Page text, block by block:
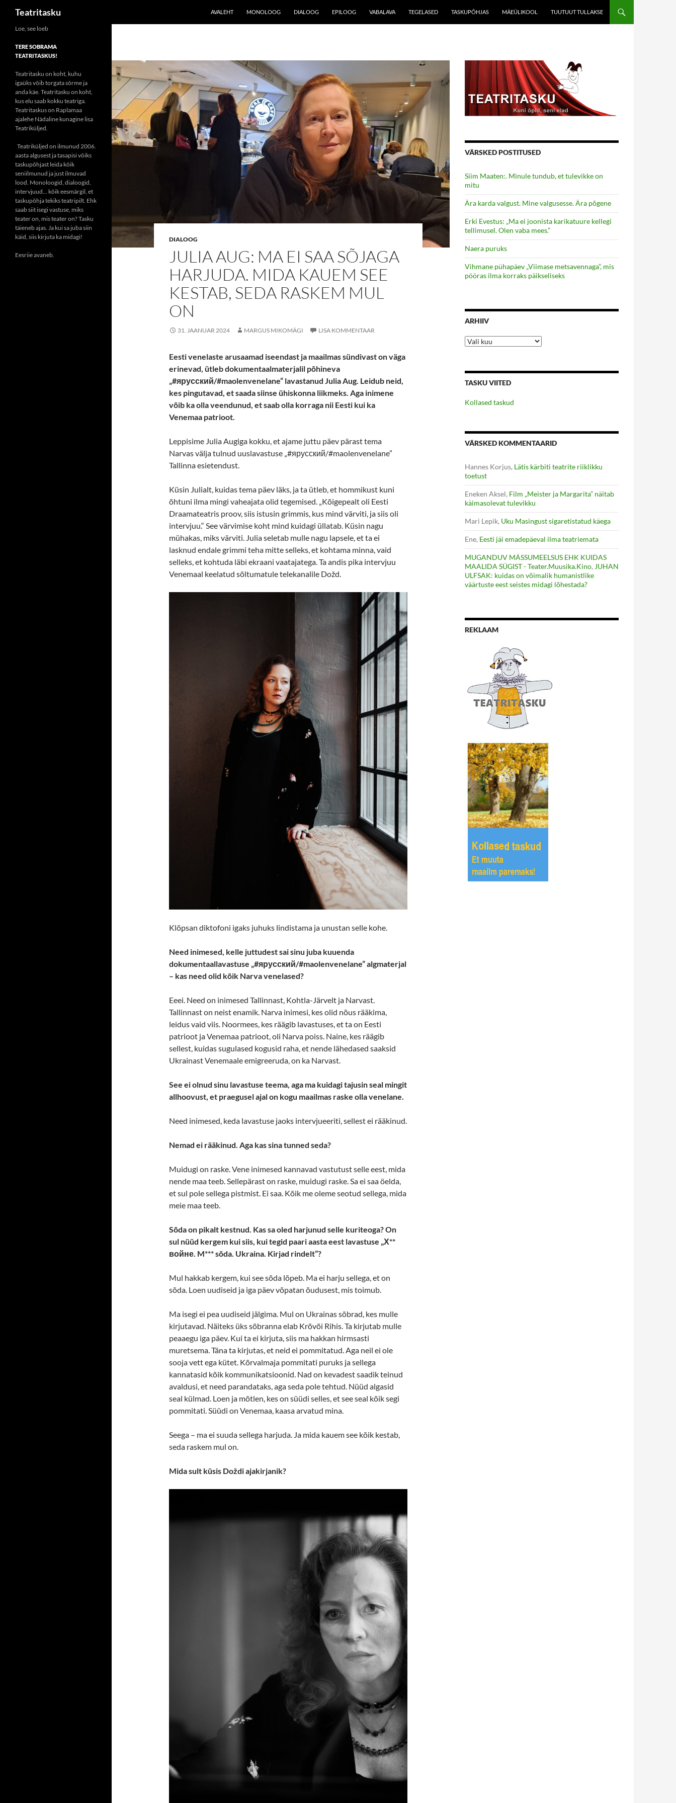
Liigu
juurde
Teatritasku AVALEHT MONOLOOG DIALOOG EPILOOG VABALAVA TEGELASED TASKUPÕHJAS MÄEÜLIKOOL TUUTUUT TULLAKSE
DIALOOG
JULIA AUG: MA EI SAA SÕJAGA
HARJUDA. MIDA KAUEM SEE
KESTAB, SEDA RASKEM MUL
ON
31. JAANUAR 2024 MARGUS MIKOMÄGI LISA KOMMENTAAR
Eesti venelaste arusaamad iseendast ja maailmas sündivast on väga
erinevad, ütlebdokumentaalmaterjalil põhineva
„#ярусский/#maolenvenelane“ lavastanud Julia Aug. Leidub neid,
kes pingutavad, et saada siinse ühiskonna liikmeks. Aga inimene
võib ka olla veendunud, et saab olla korraga nii Eesti kui ka
Venemaa patrioot.
Leppisime Julia Augiga kokku, et ajame juttu päev pärast tema
Narvas välja tulnud uuslavastuse „#ярусский/#maolenvenelane”
Tallinna esietendust.
Küsin Julialt, kuidas tema päev läks, ja ta ütleb, et hommikust kuni
õhtuni ilma mingi vaheajata olid tegemised. „Kõigepealt oli Eesti
Draamateatris proov, siis istusin grimmis, kus mind värviti, ja siis oli
intervjuu.“ See värvimise koht mind kuidagi üllatab. Küsin nagu
mühakas, miks värviti. Julia seletab mulle nagu lapsele, et ta ei
lasknud endale grimmi teha mitte selleks, et kohtama minna, vaid
selleks, et kohtuda läbi ekraani vaatajatega. Ta andis pika intervjuu
Venemaal keelatud sõltumatule telekanalile Dožd.
Klõpsan diktofoni igaks juhuks lindistama ja unustan selle kohe.
Need inimesed, kelle juttudest sai sinu juba kuuenda
dokumentaallavastuse „#ярусский/#maolenvenelane”algmaterjal
– kas need olid kõik Narva venelased?
Eeei. Need on inimesed Tallinnast, Kohtla-Järvelt ja Narvast.
Tallinnast on neist enamik. Narva inimesi, kes olid nõus rääkima,
leidus vaid viis. Noormees, kes räägib lavastuses, et ta on Eesti
patrioot ja Venemaa patrioot, oli Narva poiss. Naine, kes räägib
sellest, kuidas sugulased kogusid raha, et nende lähedased saaksid
Ukrainast Venemaale emigreeruda, on ka Narvast.
See ei olnud sinu lavastuse teema, aga ma kuidagi tajusin seal mingit
allhoovust, et praegusel ajal on kogu maailmas raske olla venelane.
Need inimesed, keda lavastuse jaoks intervjueeriti, sellest ei rääkinud.
Nemad ei rääkinud. Aga kas sina tunned seda?
Muidugi on raske. Vene inimesed kannavad vastutust selle eest, mida
nende maa teeb. Sellepärast on raske, muidugi raske. Sa ei saa öelda,
et sul pole sellega pistmist. Ei saa. Kõik me oleme seotud sellega, mida
meie maa teeb.
Sõda on pikalt kestnud. Kas sa oled harjunud selle kuriteoga? On
sul nüüd kergem kui siis, kui tegid paari aasta eest lavastuse „Х**
войне. M*** sõda. Ukraina. Kirjad rindelt”?
Mul hakkab kergem, kui see sõda lõpeb. Ma ei harju sellega, et on
sõda. Loen uudiseid ja iga päev võpatan õudusest, mis toimub.
Ma isegi ei pea uudiseid jälgima. Mul on Ukrainas sõbrad, kes mulle
kirjutavad. Näiteks üks sõbranna elab Krõvõi Rihis. Ta kirjutab mulle
peaaegu iga päev. Kui ta ei kirjuta, siis ma hakkan hirmsasti
muretsema. Täna ta kirjutas, et neid ei pommitatud. Aga neil ei ole
sooja vett ega kütet. Kõrvalmaja pommitati puruks ja sellega
kannatasid kõik kommunikatsioonid. Nad on kevadest saadik teinud
avaldusi, et need parandataks, aga seda pole tehtud. Nüüd algasid
seal külmad. Loen ja mõtlen, kes on süüdi selles, et see seal kõik segi
pommitati. Süüdi on Venemaa, kaasa arvatud mina.
Seega – ma ei suuda sellega harjuda. Ja mida kauem see kõik kestab,
seda raskem mul on.
Mida sult küsis Doždi ajakirjanik?
VÄRSKED POSTITUSED
Siim Maaten:. Minule tundub, et tulevikke on
mitu
Ära karda valgust. Mine valgusesse. Ära põgene
Erki Evestus: „Ma ei joonista karikatuure kellegi
tellimusel. Olen vaba mees.”
Naera puruks
Vihmane pühapäev „Viimase metsavennaga”, mis
pööras ilma korraks päikseliseks
ARHIIV
Arhiiv
TASKU VIITED
Kollased taskud
VÄRSKED KOMMENTAARID
Hannes Korjus, Lätis kärbiti teatrite riiklikku
toetust
Eneken Aksel, Film „Meister ja Margarita” näitab
käimasolevat tulevikku
Mari Lepik, Uku Masingust sigaretistatud käega
Ene, Eesti jäi emadepäeval ilma teatriemata
MUGANDUV MÄSSUMEELSUS EHK KUIDAS
MAALIDA SÜGIST - Teater.Muusika.Kino, JUHAN
ULFSAK: kuidas on võimalik humanistlike
väärtuste eest seistes midagi lõhestada?
REKLAAM
Loe, see loeb
TERE SOBRAMA
TEATRITASKUS!
Teatritasku on koht, kuhu
igaüks võib torgata sõrme ja
anda käe. Teatritasku on koht,
kus elu saab kokku teatriga.
Teatritaskus on Raplamaa
ajalehe Nädaline kunagine lisa
Teatriküljed.
Teatriküljed on ilmunud 2006.
aasta algusest ja tasapisi võiks
taskupõhjast leida kõik
seniilmunud ja just ilmuvad
lood. Monoloogid, dialoogid,
intervjuud... kõik eesmärgil, et
taskupõhja tekiks teatripilt. Ehk
saab siit isegi vastuse, miks
teater on, mis teater on? Tasku
täieneb ajas. Ja kui sa juba siin
käid, siis kirjuta ka midagi!
Eesriie avaneb.